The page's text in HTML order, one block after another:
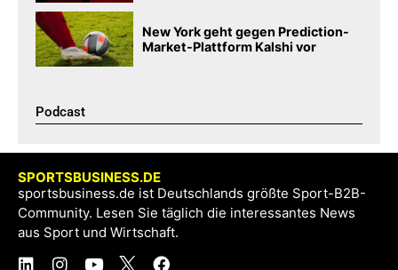
New York geht gegen Prediction-
Market-Plattform Kalshi vor
Podcast​
SPORTSBUSINESS.DE
sportsbusiness.de ist Deutschlands größte Sport-B2B-
Community. Lesen Sie täglich die interessantes News
aus Sport und Wirtschaft.